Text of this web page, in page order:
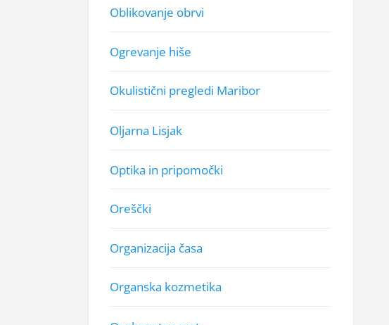
Oblikovanje obrvi
Ogrevanje hiše
Okulistični pregledi Maribor
Oljarna Lisjak
Optika in pripomočki
Oreščki
Organizacija časa
Organska kozmetika